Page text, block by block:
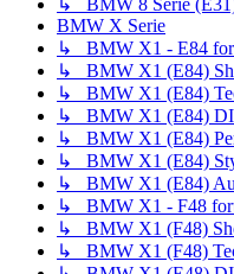
BMW X Serie
↳ BMW X1 - E84
↳ BMW X1 (E84)
↳ BMW X1 (E84)
↳ BMW X1 (E84)
↳ BMW X1 (E84)
↳ BMW X1 (E84)
↳ BMW X1 (E84)
↳ BMW X1 - F48
↳ BMW X1 (F48)
↳ BMW X1 (F48)